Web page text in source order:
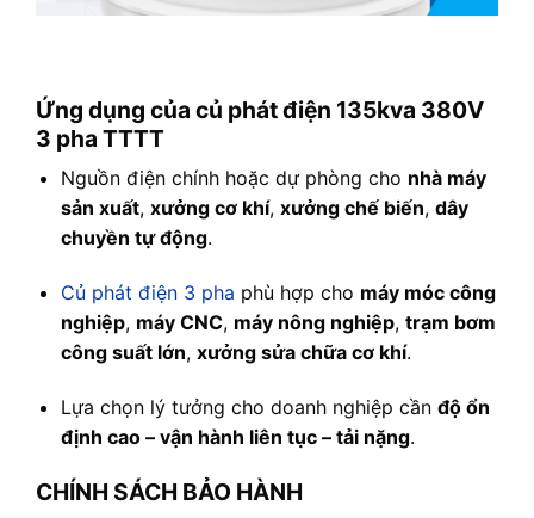
Ứng dụng của củ phát điện 135kva 380V
3 pha TTTT
Nguồn điện chính hoặc dự phòng cho nhà máy
sản xuất, xưởng cơ khí, xưởng chế biến, dây
chuyền tự động.
Củ phát điện 3 pha phù hợp cho máy móc công
nghiệp, máy CNC, máy nông nghiệp, trạm bơm
công suất lớn, xưởng sửa chữa cơ khí.
Lựa chọn lý tưởng cho doanh nghiệp cần độ ổn
định cao – vận hành liên tục – tải nặng.
CHÍNH SÁCH BẢO HÀNH